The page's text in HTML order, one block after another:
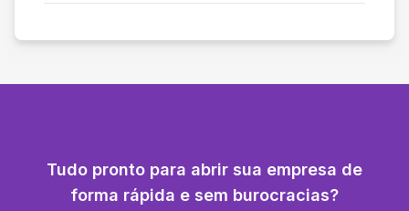
Tudo pronto para abrir sua empresa de
forma rápida e sem burocracias?